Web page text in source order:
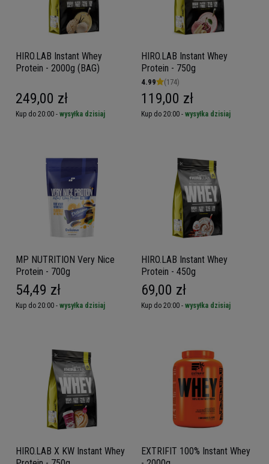
HIRO.LAB Instant Whey
Protein - 2000g (BAG)
249,00 zł
Kup do 20:00 - wysyłka dzisiaj
HIRO.LAB Instant Whey
Protein - 750g
4.99 (174)
119,00 zł
Kup do 20:00 - wysyłka dzisiaj
MP NUTRITION Very Nice
Protein - 700g
54,49 zł
Kup do 20:00 - wysyłka dzisiaj
HIRO.LAB Instant Whey
Protein - 450g
69,00 zł
Kup do 20:00 - wysyłka dzisiaj
HIRO.LAB X KW Instant Whey
EXTRIFIT 100% Instant Whey